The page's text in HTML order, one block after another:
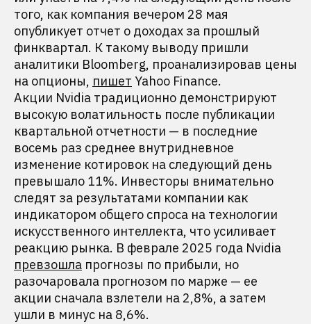
того, как компания вечером 28 мая
опубликует отчет о доходах за прошлый
финквартал. К такому выводу пришли
аналитики Bloomberg, проанализировав цены
на опционы, пишет Yahoo Finance.
Акции Nvidia традиционно демонстрируют
высокую волатильность после публикации
квартальной отчетности — в последние
восемь раз среднее внутридневное
изменение котировок на следующий день
превышало 11%. Инвесторы внимательно
следят за результатами компании как
индикатором общего спроса на технологии
искусственного интеллекта, что усиливает
реакцию рынка. В феврале 2025 года Nvidia
превзошла прогнозы по прибыли, но
разочаровала прогнозом по марже — ее
акции сначала взлетели на 2,8%, а затем
ушли в минус на 8,6%.